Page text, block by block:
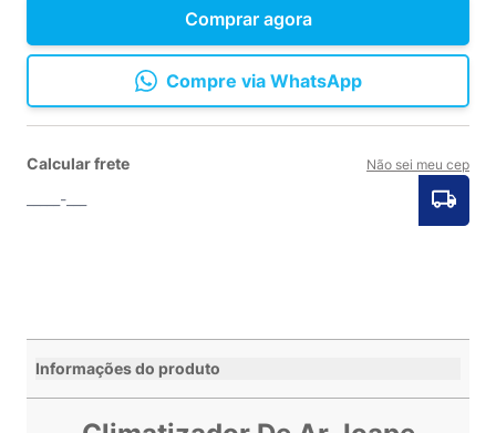
Comprar agora
Compre via WhatsApp
Calcular frete Não sei meu cep
Informações do produto